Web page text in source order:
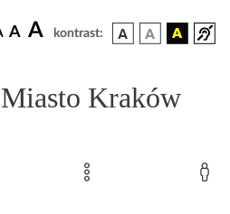
A A kontrast:
Miasto Kraków